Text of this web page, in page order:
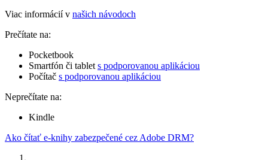
Viac informácií v našich návodoch
Prečítate na:
Pocketbook
Smartfón či tablet s podporovanou aplikáciou
Počítač s podporovanou aplikáciou
Neprečítate na:
Kindle
Ako čítať e-knihy zabezpečené cez Adobe DRM?